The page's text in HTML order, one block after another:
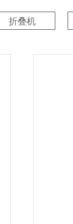
折叠机